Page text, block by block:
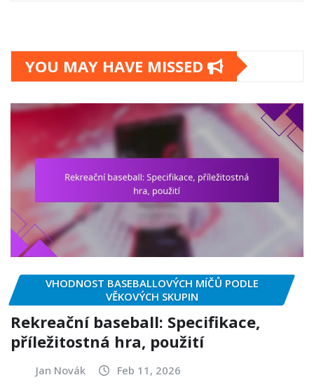
YOU MAY HAVE MISSED
VHODNOST BASEBALLOVÝCH MÍČŮ PODLE
VĚKOVÝCH SKUPIN
Rekreační baseball: Specifikace,
příležitostná hra, použití
Jan Novák Feb 11, 2026